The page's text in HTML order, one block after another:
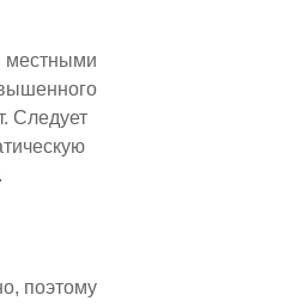
местными
Следует
поэтому